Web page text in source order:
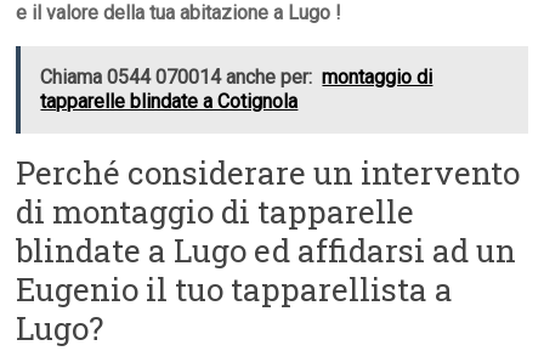
e il valore della tua abitazione a Lugo !
Chiama 0544 070014 anche per: montaggio di
tapparelle blindate a Cotignola
Perché considerare un intervento
di montaggio di tapparelle
blindate a Lugo ed affidarsi ad un
Eugenio il tuo tapparellista a
Lugo?